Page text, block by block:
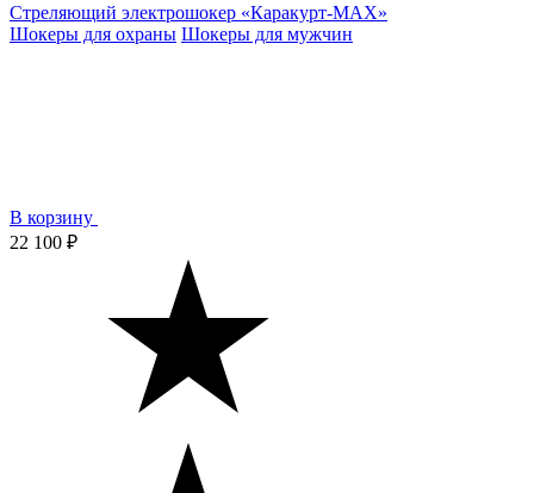
Стреляющий электрошокер «Каракурт-MAX»
Шокеры для охраны Шокеры для мужчин
В корзину
22 100 ₽